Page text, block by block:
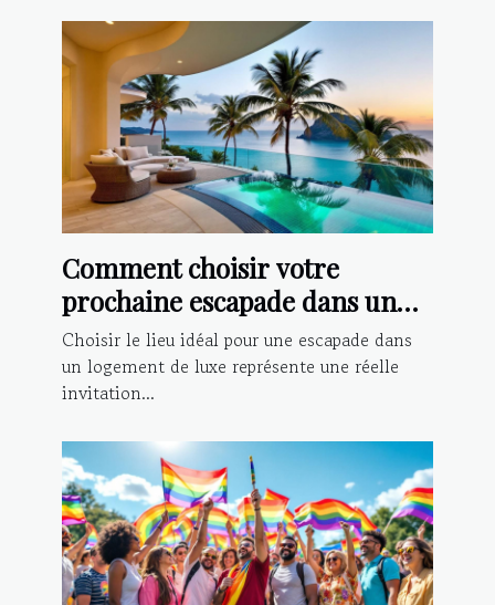
Comment choisir votre
prochaine escapade dans un
logement de luxe ?
Choisir le lieu idéal pour une escapade dans
un logement de luxe représente une réelle
invitation...